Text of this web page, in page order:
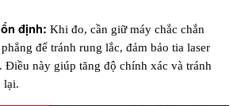
định: Khi đo, cần giữ máy chắc chắn
để tránh rung lắc, đảm bảo tia laser
Điều này giúp tăng độ chính xác và tránh
lại.